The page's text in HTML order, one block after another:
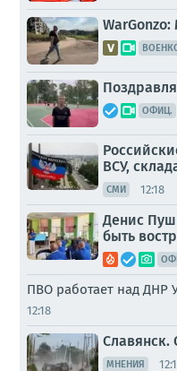
ОФИЦ.
ВСУ,
СМИ 12:18
Денис
быть
ПВО работает над ДНР
12:18
Славянск.
МНЕНИЯ